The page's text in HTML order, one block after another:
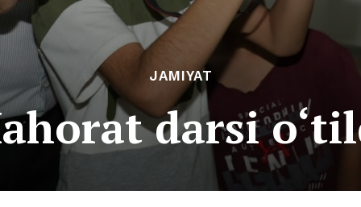
JAMIYAT
darsi